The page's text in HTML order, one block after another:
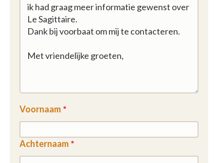
Voornaam
Achternaam